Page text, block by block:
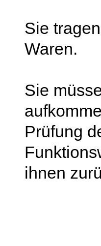
Sie
Waren.
Sie
Prüfung
ihnen